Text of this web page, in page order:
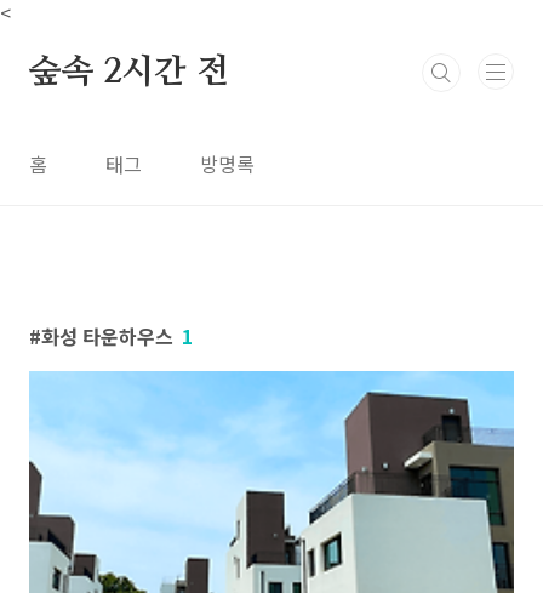
<
본문 바로가기
숲속 2시간 전
홈 태그 방명록
화성 타운하우스 1